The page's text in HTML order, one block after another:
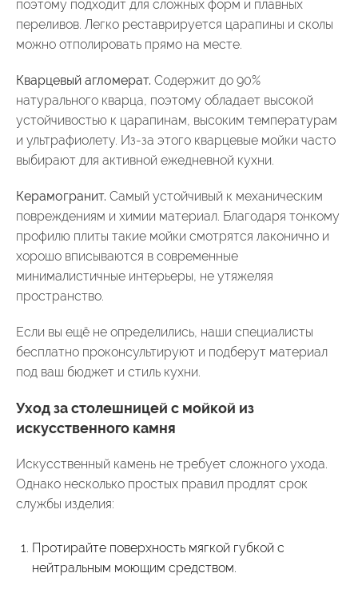
поэтому подходит для сложных форм и плавных
переливов. Легко реставрируется царапины и сколы
можно отполировать прямо на месте.
Кварцевый агломерат. Содержит до 90%
натурального кварца, поэтому обладает высокой
устойчивостью к царапинам, высоким температурам
и ультрафиолету. Из-за этого кварцевые мойки часто
выбирают для активной ежедневной кухни.
Керамогранит. Самый устойчивый к механическим
повреждениям и химии материал. Благодаря тонкому
профилю плиты такие мойки смотрятся лаконично и
хорошо вписываются в современные
минималистичные интерьеры, не утяжеляя
пространство.
Если вы ещё не определились, наши специалисты
бесплатно проконсультируют и подберут материал
под ваш бюджет и стиль кухни.
Уход за столешницей с мойкой из
искусственного камня
Искусственный камень не требует сложного ухода.
Однако несколько простых правил продлят срок
службы изделия:
Протирайте поверхность мягкой губкой с
нейтральным моющим средством.